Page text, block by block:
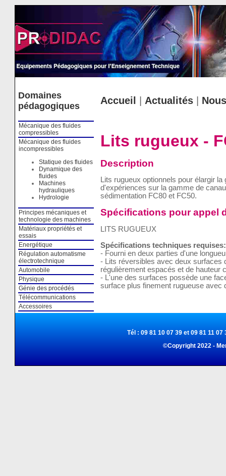
Domaines
pédagogiques
Mécanique des fluides
compressibles
Mécanique des fluides
incompressibles
Statique des fluides
Dynamique des
fluides
Machines
hydrauliques
Hydrologie
Principes mécaniques et
technologie des machines
Matériaux propriétés et
essais
Energétique
Régulation automatisme
électrotechnique
Automobile
Physique
Génie des procédés
Télécommunications
Accessoires
Accueil Actualités|
Lits rugueux -
Description
Lits rugueux optionnels pour élargir
d'expériences sur la gamme de
sédimentation FC80 et FC50.
Spécifications pour appel
LITS RUGUEUX
Spécifications techniques requises:
- Fourni en deux parties d'une
- Lits réversibles avec deux surfaces
régulièrement espacés et de hauteur
- L'une des surfaces possède une
surface plus finement rugueuse avec
Tél : 09 81 10 07 39 et 09 81 11
©Copyright 2022 -
Cookies management panel